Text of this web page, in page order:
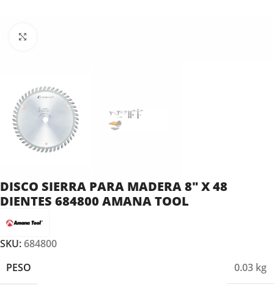
DISCO SIERRA PARA MADERA 8″ X 48
DIENTES 684800 AMANA TOOL
SKU:684800
PESO
0.03 kg